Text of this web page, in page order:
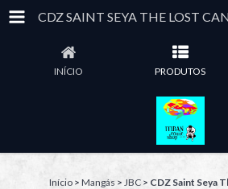
CDZ SAINT SEYA THE LOST
INÍCIO PRODUTOS
Início > Mangás > JBC > CDZ Saint Seya